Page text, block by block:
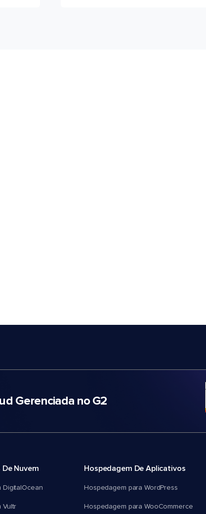
Gerenciada no G2
Nuvem
DigitalOcean
Vultr
Hospedagem De Aplicativos
Hospedagem para WordPress
Hospedagem para WooCommerce